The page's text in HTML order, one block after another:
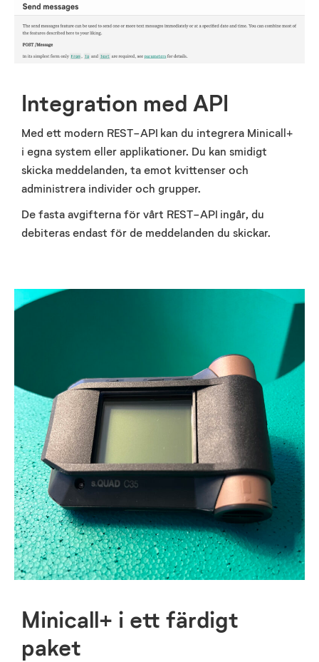
Integration med API
Med ett modern REST-API kan du integrera Minicall+
i egna system eller applikationer. Du kan smidigt
skicka meddelanden, ta emot kvittenser och
administrera individer och grupper.
De fasta avgifterna för vårt REST-API ingår, du
debiteras endast för de meddelanden du skickar.
Minicall+ i ett färdigt
paket